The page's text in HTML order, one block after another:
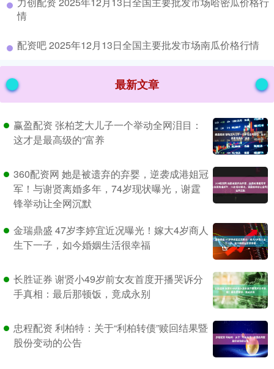
情
​配资吧 2025年12月13日全国主要批发市场南瓜价格行情
最新文章
赢盈配资 张柏芝大儿子一个举动全网泪目：
这才是最高级的“富养
360配资网 她是被遗弃的弃婴，逆袭成港姐冠
军！与谢贤离婚多年，74岁现状曝光，谢霆
锋举动让全网沉默
金瑞鼎盛 47岁李婷宜近况曝光！嫁大4岁商人
生下一子，如今婚姻生活很幸福
长胜证券 谢贤小49岁前女友首度开播哭诉分
手真相：最后那顿饭，竟成永别
忠程配资 利柏特：关于“利柏转债”赎回结果暨
股份变动的公告